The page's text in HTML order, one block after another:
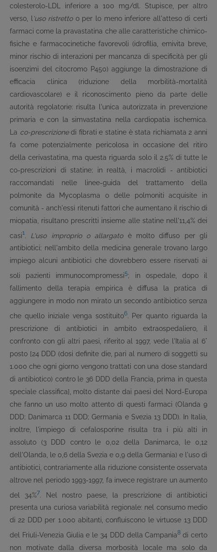
colesterolo-LDL inferiore a 100 mg/dl. Stupisce, per altro
verso, l
'uso ristretto o per lo meno inferiore all'atteso di certi
farmaci come la pravastatina che alle caratteristiche chimico-
fisiche e farmacocinetiche favorevoli (idrofilia, emivita breve,
minor rischio di interazioni per mancanza di specificità per gli
isoenzimi del citocromo P450) aggiunge la dimostrazione di
efficacia clinica (riduzione della morbilità-mortalità
cardiovascolare) e il riconoscimento pieno da parte delle
autorità regolatorie: risulta l'unica autorizzata in prevenzione
primaria e con la simvastatina nella cardiopatia ischemica.
La co-prescrizionedi fibrati e statine è stata richiamata 2 anni
fa come potenzialmente pericolosa in occasione del ritiro
della cerivastatina, ma questa riguarda solo il 2.5% di tutte le
co-prescrizioni di statine; in realtà, i macrolidi - antibiotici
raccomandati nelle linee-guida del trattamento della
polmonite da Mycoplasma o delle polmoniti acquisite in
comunità - anch'essi ritenuti fattori che aumentano il rischio di
miopatia, risultano prescritti insieme alle statine nell'11,4% dei
casi1. L'uso improprio o allargato è molto diffuso per gli
antibiotici; nell'ambito della medicina generale trovano largo
impiego alcuni antibiotici che dovrebbero essere riservati ai
soli pazienti immunocompromessi5; in ospedale, dopo il
fallimento della terapia empirica è diffusa la pratica di
aggiungere in modo non mirato un secondo antibiotico senza
che quello iniziale venga sostituito6. Per quanto riguarda la
prescrizione di antibiotici in ambito extraospedaliero, il
confronto con gli altri paesi, riferito al 1997, vede l'Italia al 6°
posto [24 DDD (dosi definite die, pari al numero di soggetti su
1.000 che ogni giorno vengono trattati con una dose standard
di antibiotico) contro le 36 DDD della Francia, prima in questa
speciale classifica], molto distante dai paesi del Nord-Europa
che fanno un uso molto attento di questi farmaci (Olanda 9
DDD; Danimarca 11 DDD; Germania e Svezia 13 DDD). In Italia,
inoltre, l'impiego di cefalosporine risulta tra i più alti in
assoluto (3 DDD contro le 0,02 della Danimarca, le 0,12
dell'Olanda, le 0,6 della Svezia e 0,9 della Germania) e l'uso di
antibiotici, contrariamente alla riduzione consistente osservata
altrove nel periodo 1993-1997, fa invece registrare un aumento
del 34%7. Nel nostro paese, la prescrizione di antibiotici
presenta una curiosa variabilità regionale: nel consumo medio
di 22 DDD per 1.000 abitanti, confluiscono le virtuose 13 DDD
del Friuli-Venezia Giulia e le 34 DDD della Campania8 di certo
non motivate dalla diversa morbosità locale ma solo da